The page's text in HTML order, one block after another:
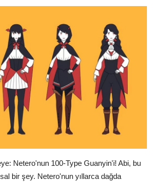
Netero'nun 100-Type Guanyin'i! Abi, bu
bir şey. Netero'nun yıllarca dağda